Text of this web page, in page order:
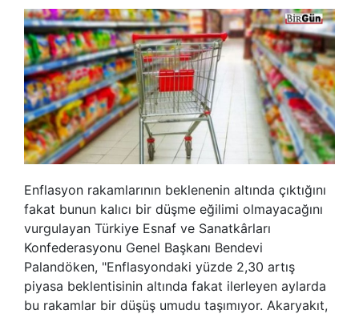
Enflasyon rakamlarının beklenenin altında çıktığını
fakat bunun kalıcı bir düşme eğilimi olmayacağını
vurgulayan Türkiye Esnaf ve Sanatkârları
Konfederasyonu Genel Başkanı Bendevi
Palandöken, "Enflasyondaki yüzde 2,30 artış
piyasa beklentisinin altında fakat ilerleyen aylarda
bu rakamlar bir düşüş umudu taşımıyor. Akaryakıt,